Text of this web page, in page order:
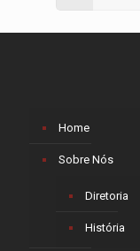
Home
Sobre Nós
Diretoria
História